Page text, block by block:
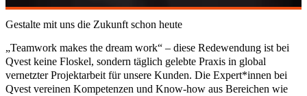
Gestalte mit uns die Zukunft schon heute
„Teamwork makes the dream work“ – diese Redewendung ist bei
Qvest keine Floskel, sondern täglich gelebte Praxis in global
vernetzter Projektarbeit für unsere Kunden. Die Expert*innen bei
Qvest vereinen Kompetenzen und Know-how aus Bereichen wie